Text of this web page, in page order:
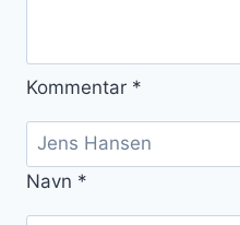
Kommentar *
Navn *